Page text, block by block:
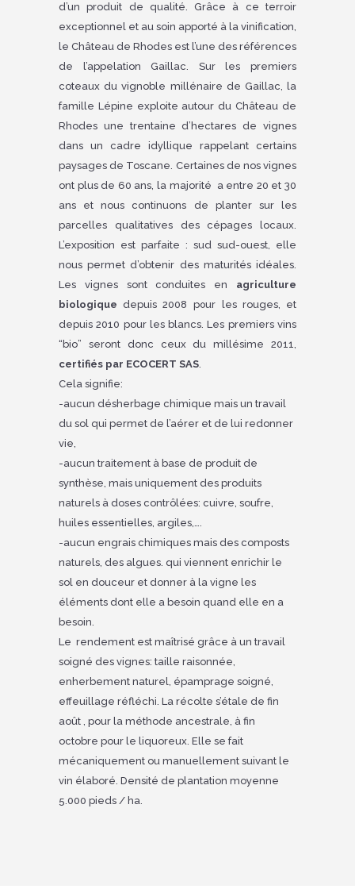
d’un produit de qualité. Grâce à ce terroir
exceptionnel et au soin apporté à la vinification,
le Château de Rhodes est l’une des références
de l’appelation Gaillac. Sur les premiers
coteaux du vignoble millénaire de Gaillac, la
famille Lépine exploite autour du Château de
Rhodes une trentaine d’hectares de vignes
dans un cadre idyllique rappelant certains
paysages de Toscane. Certaines de nos vignes
ont plus de 60 ans, la majorité a entre 20 et 30
ans et nous continuons de planter sur les
parcelles qualitatives des cépages locaux.
L’exposition est parfaite : sud sud-ouest, elle
nous permet d’obtenir des maturités idéales.
Les vignes sont conduites en agriculture
biologique depuis 2008 pour les rouges, et
depuis 2010 pour les blancs. Les premiers vins
“bio” seront donc ceux du millésime 2011,
certifiés par ECOCERT SAS.
Cela signifie:
-aucun désherbage chimique mais un travail
du sol qui permet de l’aérer et de lui redonner
vie,
-aucun traitement à base de produit de
synthèse, mais uniquement des produits
naturels à doses contrôlées: cuivre, soufre,
huiles essentielles, argiles,….
-aucun engrais chimiques mais des composts
naturels, des algues. qui viennent enrichir le
sol en douceur et donner à la vigne les
éléments dont elle a besoin quand elle en a
besoin.
Le rendement est maîtrisé grâce à un travail
soigné des vignes: taille raisonnée,
enherbement naturel, épamprage soigné,
effeuillage réfléchi. La récolte s’étale de fin
août , pour la méthode ancestrale, à fin
octobre pour le liquoreux. Elle se fait
mécaniquement ou manuellement suivant le
vin élaboré. Densité de plantation moyenne
5.000 pieds / ha.